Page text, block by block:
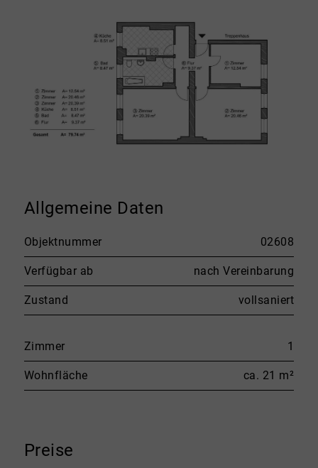
Allgemeine Daten
Objektnummer 02608
Verfügbar ab nach Vereinbarung
Zustand vollsaniert
Zimmer 1
Wohnfläche ca. 21 m²
Preise